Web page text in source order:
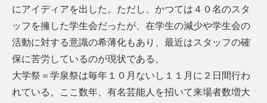
にアイディアを出した。ただし、かつては４０名のスタ
ッフを擁した学生会だったが、在学生の減少や学生会の
活動に対する意識の希薄化もあり、最近はスタッフの確
保に苦労しているのが現状である。
大学祭＝学泉祭は毎年１０月ないし１１月に２日間行わ
れている。ここ数年、有名芸能人を招いて来場者数増大